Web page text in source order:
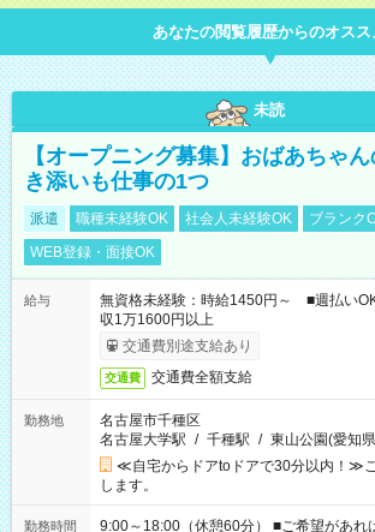
あなたの閲覧履歴からのオスス
未読
【オープニング募集】おばあちゃ
き添いも仕事の1つ
派遣 職種未経験OK 社会人未経験OK
ブランク
WEB登録・面接OK
給与
無資格未経験：時給1450円～ ■週払い
収1万1600円以上
交通費別途支給あり
交通費 交通費全額支給
勤務地
名古屋市千種区
名古屋大学駅 / 千種駅 / 東山公園(愛知
≪自宅からドアtoドアで30分以内！≫
します。
勤務時間
9:00～18:00（休憩60分） ■ご希望があれば下記シフトもOK！